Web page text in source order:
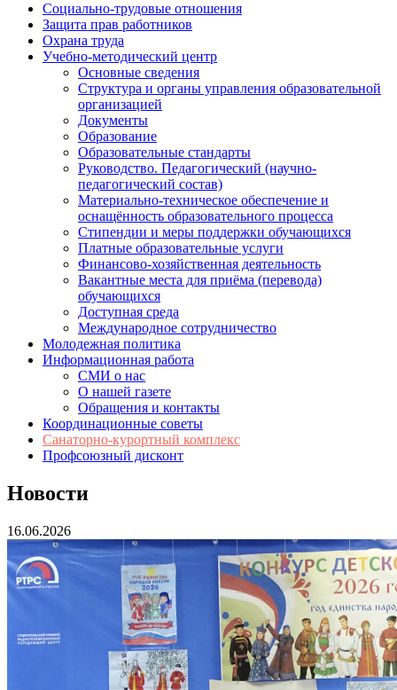
Социально-трудовые отношения
Защита прав работников
Охрана труда
Учебно-методический центр
Основные сведения
Структура и органы управления образовательной
организацией
Документы
Образование
Образовательные стандарты
Руководство. Педагогический (научно-
педагогический состав)
Материально-техническое обеспечение и
оснащённость образовательного процесса
Стипендии и меры поддержки обучающихся
Платные образовательные услуги
Финансово-хозяйственная деятельность
Вакантные места для приёма (перевода)
обучающихся
Доступная среда
Международное сотрудничество
Молодежная политика
Информационная работа
СМИ о нас
О нашей газете
Обращения и контакты
Координационные советы
Санаторно-курортный комплекс
Профсоюзный дисконт
Новости
16.06.2026